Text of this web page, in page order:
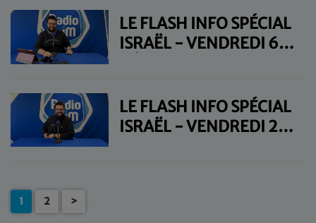
LE FLASH INFO SPÉCIAL
ISRAËL - VENDREDI 6
LE FLASH INFO SPÉCIAL
ISRAËL - VENDREDI 29
1 2 >